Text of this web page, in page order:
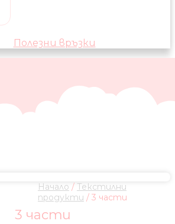
Полезни връзки
Начало / Текстилни
продукти / 3 части
3 части